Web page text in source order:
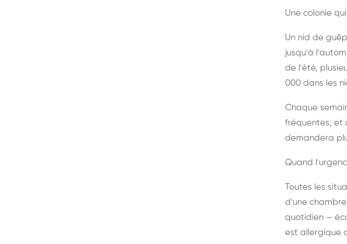
Une colonie
Un nid de
jusqu'à
de l'été,
000 dans les
Chaque
fréquentes, et
demandera
Quand
Toutes les
d'une
quotidien —
est allergique